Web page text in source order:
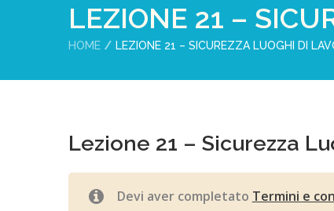
LEZIONE 21 –
HOME LEZIONE 21 – SICUREZZA LUOGHI DI
Lezione 21 – Sicurezza
Devi aver completato Termini e